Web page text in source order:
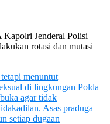
Jenderal Polisi
rotasi dan mutasi